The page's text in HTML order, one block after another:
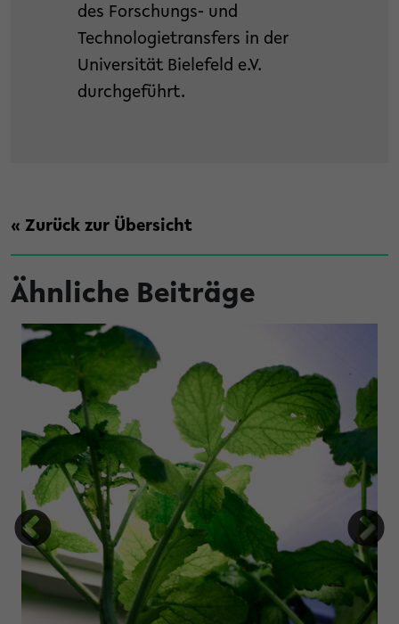
des Forschungs- und
Technologietransfers in der
Universität Bielefeld e.V.
durchgeführt.
« Zurück zur Übersicht
Ähnliche Beiträge
Studienfonds OWL